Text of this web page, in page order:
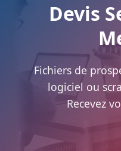
Devis
Fichiers de
logiciel ou
Recevez